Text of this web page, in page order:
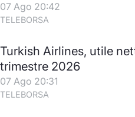
07 Ago 20:42
TELEBORSA
Turkish Airlines, utile
trimestre 2026
07 Ago 20:31
TELEBORSA